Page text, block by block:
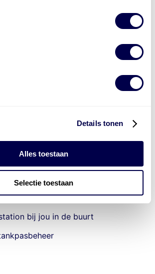
Details tonen
Alles toestaan
Selectie toestaan
en duizenden
tank- en laadpas
bij jou in de buurt